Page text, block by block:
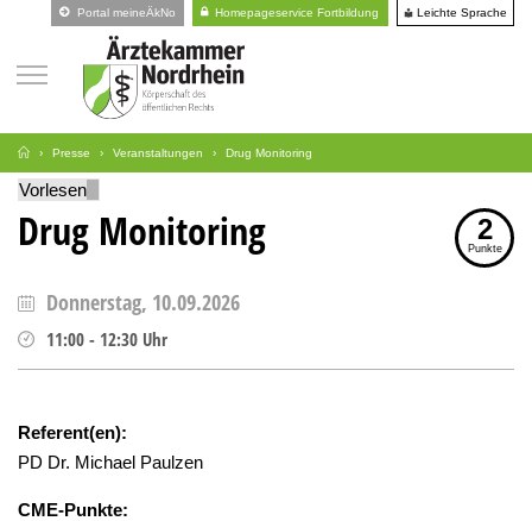
Portal meineÄkNo Homepageservice Fortbildung Leichte Sprache
Presse Veranstaltungen Drug Monitoring
Vorlesen
Drug Monitoring 2
Punkte
Donnerstag, 10.09.2026
11:00 - 12:30 Uhr
Referent(en):
PD Dr. Michael Paulzen
CME-Punkte: